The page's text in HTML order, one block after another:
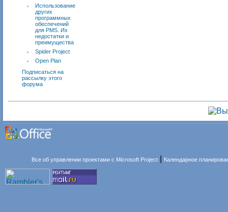
Использование
других
программных
обеспечений
для PMS. Их
недостатки и
преимущества
Spider Project
Open Plan
Подписаться на
рассылку этого
форума
Все об управлении проектами с Microsoft Project Календарное